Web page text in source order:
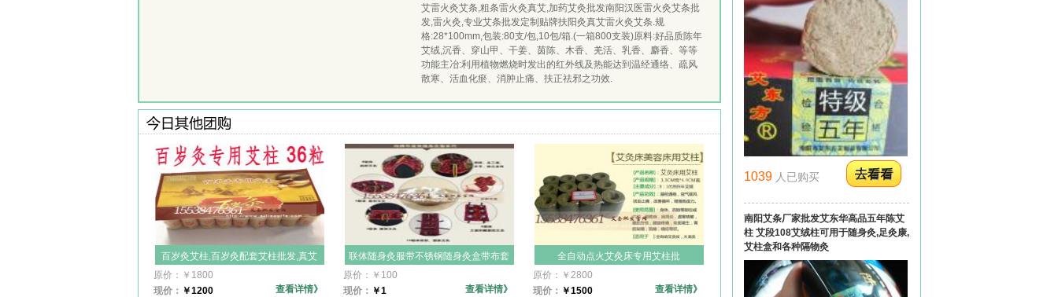
艾雷火灸艾条,粗条雷火灸真艾,加药艾灸批发南阳汉医雷火灸艾条批
发,雷火灸,专业艾条批发定制贴牌扶阳灸真艾雷火灸艾条.规
格:28*100mm,包装:80支/包,10包/箱.(一箱800支装)原料:好品质陈年
艾绒,沉香、穿山甲、干姜、茵陈、木香、羌活、乳香、麝香、等等
功能主冶:利用植物燃烧时发出的红外线及热能达到温经通络、疏风
散寒、活血化瘀、消肿止痛、扶正祛邪之功效.
百岁灸艾柱,百岁灸配套艾柱批发,真艾
百岁灸艾柱加工订做,艾绒柱,真艾百岁
灸配件,陈永刚三点开穴祛病,一板36粒
原价： ￥ 1800
现价： ￥1200 查看详情》
联体随身灸服带不锈钢随身灸盒带布套
批发,纯棉背部温灸十联体,颈肩部8联体
马夹,6联4联,三连体,单连体艾灸盒足部
原价： ￥ 100
现价： ￥1 查看详情》
全自动点火艾灸床专用艾柱批
发,3.3X4CM自打火中孔大艾柱,全自动
艾灸床美容艾条,美容床艾灸段,海福熏
原价： ￥ 2800
现价： ￥1500 查看详情》
1039 人已购买
南阳艾条厂家批发艾东华高品五年陈艾
柱 艾段108艾绒柱可用于随身灸,足灸康,
艾柱盒和各种隔物灸